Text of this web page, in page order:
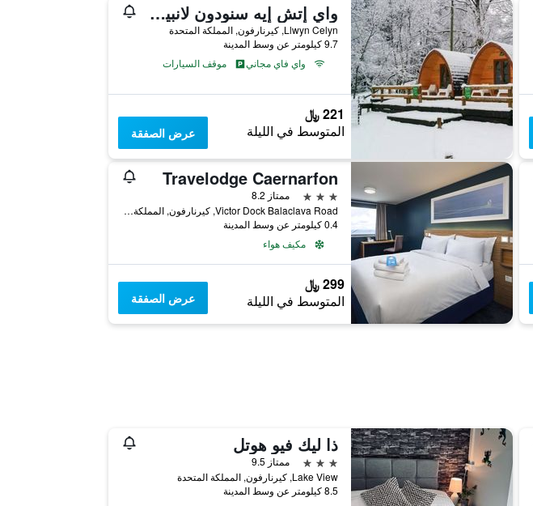
واي إتش إيه سنودون لانبيريس - هوستل
Llwyn Celyn, كيرنارفون, المملكة المتحدة
9.7 كيلومتر عن وسط المدينة
واي فاي مجاني
موقف السيارات
221 ﷼
المتوسط في الليلة عرض الصفقة
Travelodge Caernarfon
3 نجوم
ممتاز 8.2
Victor Dock Balaclava Road, كيرنارفون, المملكة المتحدة
0.4 كيلومتر عن وسط المدينة
مكيف هواء
299 ﷼
المتوسط في الليلة عرض الصفقة
ذا ليك فيو هوتل
3 نجوم
ممتاز 9.5
Lake View, كيرنارفون, المملكة المتحدة
8.5 كيلومتر عن وسط المدينة